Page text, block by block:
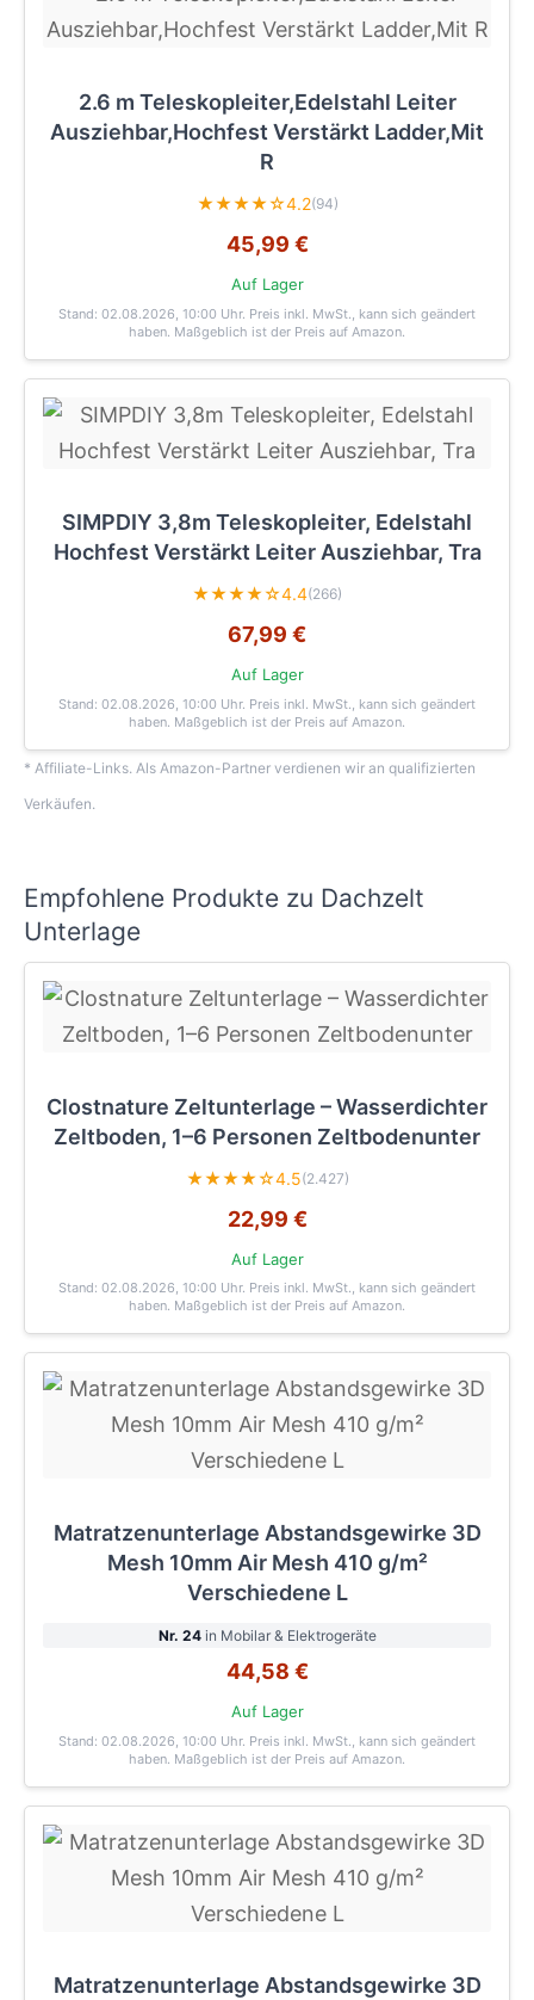
2.6 m Teleskopleiter,Edelstahl Leiter
Ausziehbar,Hochfest Verstärkt Ladder,Mit
R
★★★★☆4.2(94)
45,99 €
Auf Lager
Stand: 02.08.2026, 10:00 Uhr. Preis inkl. MwSt., kann sich geändert
haben. Maßgeblich ist der Preis auf Amazon.
SIMPDIY 3,8m Teleskopleiter, Edelstahl
Hochfest Verstärkt Leiter Ausziehbar, Tra
★★★★☆4.4(266)
67,99 €
Auf Lager
Stand: 02.08.2026, 10:00 Uhr. Preis inkl. MwSt., kann sich geändert
haben. Maßgeblich ist der Preis auf Amazon.
* Affiliate-Links. Als Amazon-Partner verdienen wir an qualifizierten
Verkäufen.
Empfohlene Produkte zu Dachzelt
Unterlage
Clostnature Zeltunterlage – Wasserdichter
Zeltboden, 1–6 Personen Zeltbodenunter
★★★★☆4.5(2.427)
22,99 €
Auf Lager
Stand: 02.08.2026, 10:00 Uhr. Preis inkl. MwSt., kann sich geändert
haben. Maßgeblich ist der Preis auf Amazon.
Matratzenunterlage Abstandsgewirke 3D
Mesh 10mm Air Mesh 410 g/m²
Verschiedene L
Nr. 24in Mobilar & Elektrogeräte
44,58 €
Auf Lager
Stand: 02.08.2026, 10:00 Uhr. Preis inkl. MwSt., kann sich geändert
haben. Maßgeblich ist der Preis auf Amazon.
Matratzenunterlage Abstandsgewirke 3D